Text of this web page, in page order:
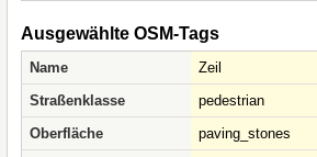
Ausgewählte OSM-Tags
Name
Zeil
Straßenklasse
pedestrian
Oberfläche
paving_stones